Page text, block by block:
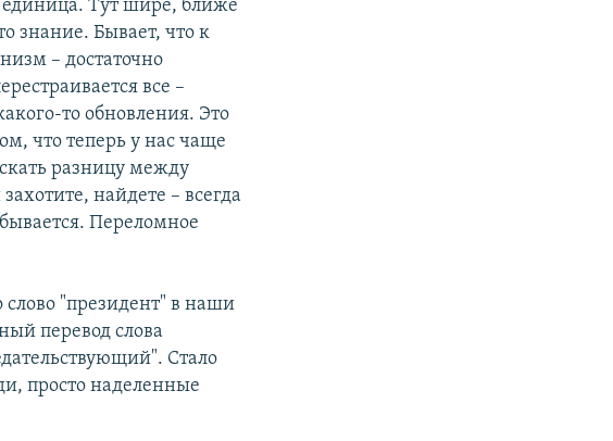
единица. Тут шире, ближе
знание. Бывает, что к
– достаточно
все –
то обновления. Это
что теперь у нас чаще
разницу между
найдете – всегда
Переломное
"президент" в наши
перевод слова
Стало
просто наделенные